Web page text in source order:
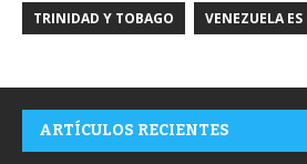
TRINIDAD Y TOBAGO VENEZUELA ES
ARTÍCULOS RECIENTES